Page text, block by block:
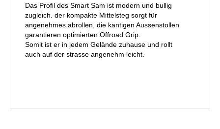
Das Profil des Smart Sam ist modern und bullig
zugleich. der kompakte Mittelsteg sorgt für
angenehmes abrollen, die kantigen Aussenstollen
garantieren optimierten Offroad Grip.
Somit ist er in jedem Gelände zuhause und rollt
auch auf der strasse angenehm leicht.